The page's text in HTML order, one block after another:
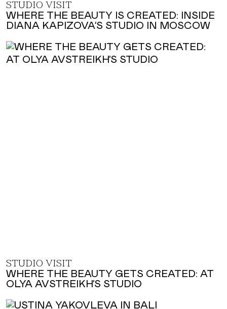
STUDIO VISIT
WHERE THE BEAUTY IS CREATED: INSIDE
DIANA KAPIZOVA’S STUDIO IN MOSCOW
STUDIO VISIT
WHERE THE BEAUTY GETS CREATED: AT
OLYA AVSTREIKH’S STUDIO